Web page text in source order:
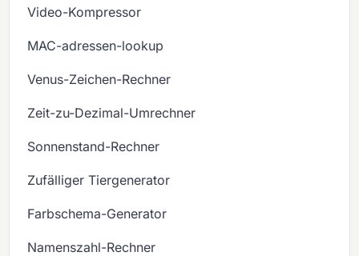
Video-Kompressor
MAC-adressen-lookup
Venus-Zeichen-Rechner
Zeit-zu-Dezimal-Umrechner
Sonnenstand-Rechner
Zufälliger Tiergenerator
Farbschema-Generator
Namenszahl-Rechner